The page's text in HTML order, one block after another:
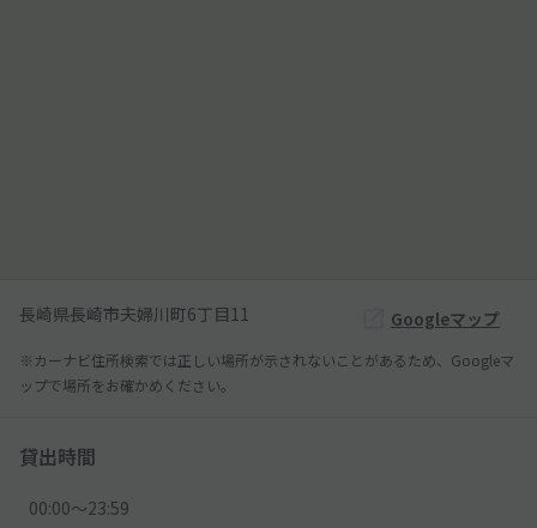
長崎県長崎市夫婦川町6丁目11 Googleマップ
※カーナビ住所検索では正しい場所が示されないことがあるため、Googleマ
ップで場所をお確かめください。
貸出時間
00:00〜23:59